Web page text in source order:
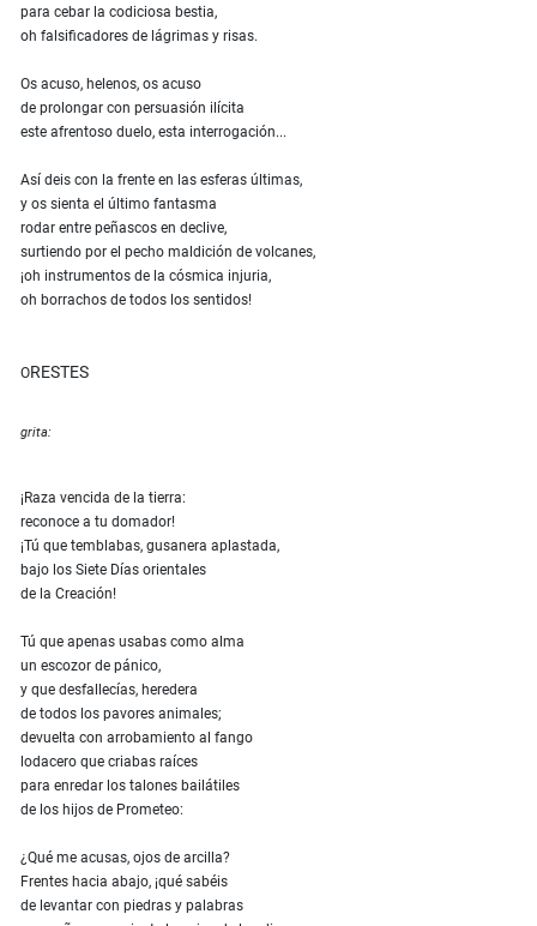
para cebar la codiciosa bestia,
oh falsificadores de lágrimas y risas.
Os acuso, helenos, os acuso
de prolongar con persuasión ilícita
este afrentoso duelo, esta interrogación...
Así deis con la frente en las esferas últimas,
y os sienta el último fantasma
rodar entre peñascos en declive,
surtiendo por el pecho maldición de volcanes,
¡oh instrumentos de la cósmica injuria,
oh borrachos de todos los sentidos!
ORESTES
grita:
¡Raza vencida de la tierra:
reconoce a tu domador!
¡Tú que temblabas, gusanera aplastada,
bajo los Siete Días orientales
de la Creación!
Tú que apenas usabas como alma
un escozor de pánico,
y que desfallecías, heredera
de todos los pavores animales;
devuelta con arrobamiento al fango
lodacero que criabas raíces
para enredar los talones bailátiles
de los hijos de Prometeo:
¿Qué me acusas, ojos de arcilla?
Frentes hacia abajo, ¡qué sabéis
de levantar con piedras y palabras